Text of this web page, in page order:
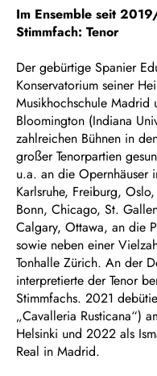
Im Ensemble seit
Stimmfach: Tenor
Der gebürtige Spanier
Konservatorium seiner
Musikhochschule
Bloomington (Indiana
zahlreichen Bühnen in
großer Tenorpartien
u.a. an die Opernhäuser
Karlsruhe, Freiburg,
Bonn, Chicago, St.
Calgary, Ottawa, an die
sowie neben einer
Tonhalle Zürich. An der
interpretierte der Tenor
Stimmfachs. 2021
„Cavalleria Rusticana“)
Helsinki und 2022 als
Real in Madrid.